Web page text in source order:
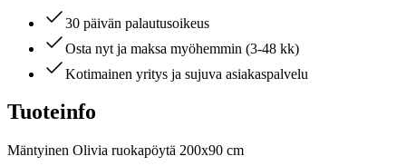
30 päivän palautusoikeus
Osta nyt ja maksa myöhemmin (3-48 kk)
Kotimainen yritys ja sujuva asiakaspalvelu
Tuoteinfo
Mäntyinen Olivia ruokapöytä 200x90 cm